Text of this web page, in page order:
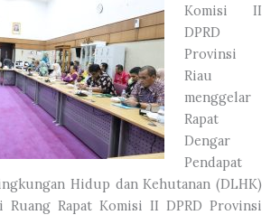
Komisi II
DPRD
Provinsi
Riau
menggelar
Rapat
Dengar
Pendapat
Hidup dan Kehutanan (DLHK)
Ruang Rapat Komisi II DPRD Provinsi